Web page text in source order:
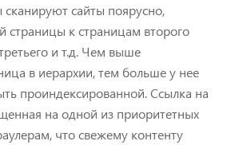
сайты поярусно,
страницы к страницам второго
и т.д. Чем выше
в иерархии, тем больше у нее
проиндексированной. Ссылка на
на одной из приоритетных
что свежему контенту